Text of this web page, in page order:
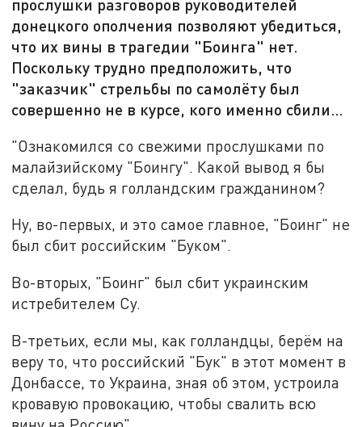
прослушки разговоров руководителей
донецкого ополчения позволяют убедиться,
что их вины в трагедии "Боинга" нет.
Поскольку трудно предположить, что
"заказчик" стрельбы по самолёту был
совершенно не в курсе, кого именно сбили…
"Ознакомился со свежими прослушками по
малайзийскому "Боингу". Какой вывод я бы
сделал, будь я голландским гражданином?
Ну, во-первых, и это самое главное, "Боинг" не
был сбит российским "Буком".
Во-вторых, "Боинг" был сбит украинским
истребителем Су.
В-третьих, если мы, как голландцы, берём на
веру то, что российский "Бук" в этот момент в
Донбассе, то Украина, зная об этом, устроила
кровавую провокацию, чтобы свалить всю